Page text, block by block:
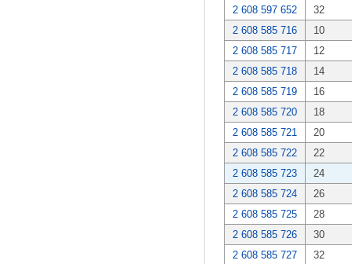
2 608 597 652
32
2 608 585 716
10
2 608 585 717
12
2 608 585 718
14
2 608 585 719
16
2 608 585 720
18
2 608 585 721
20
2 608 585 722
22
2 608 585 723
24
2 608 585 724
26
2 608 585 725
28
2 608 585 726
30
2 608 585 727
32